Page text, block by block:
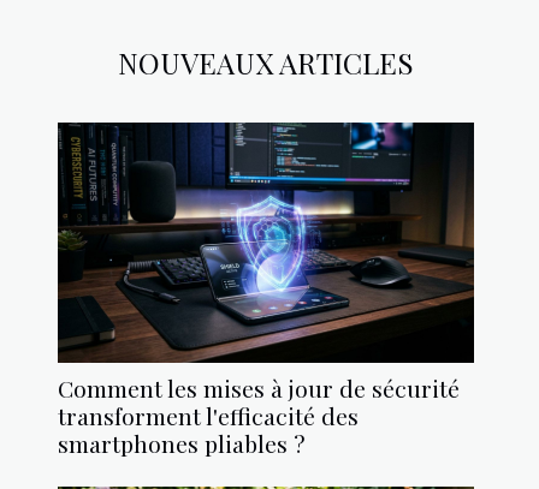
NOUVEAUX ARTICLES
Comment les mises à jour de sécurité
transforment l'efficacité des
smartphones pliables ?